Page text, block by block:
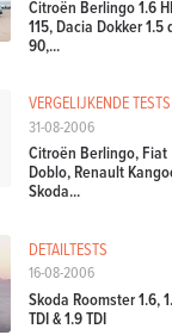
Citroën Berlingo 1.6
115, Dacia Dokker 1.5
90,...
VERGELIJKENDE TESTS
31-08-2006
Citroën Berlingo, Fiat
Doblo, Renault
Skoda...
DETAILTESTS
16-08-2006
Skoda Roomster 1.6,
TDI & 1.9 TDI